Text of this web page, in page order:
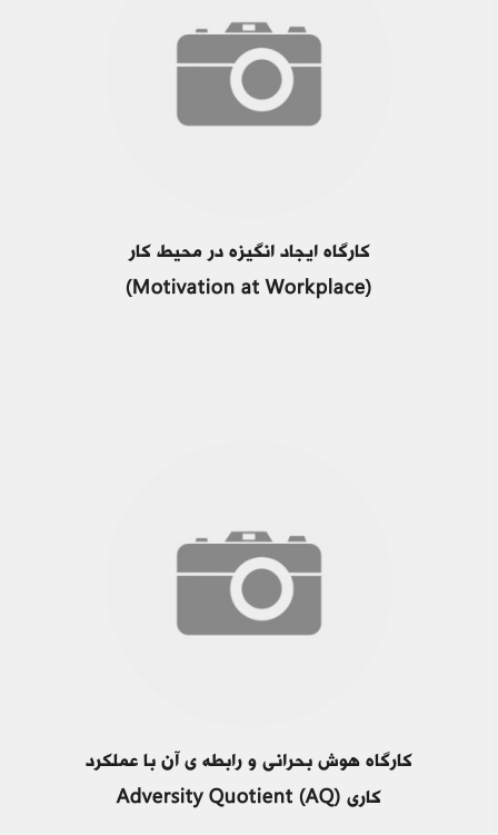
کارگاه ایجاد انگیزه در محیط کار
(Motivation at Workplace)
کارگاه هوش بحرانی و رابطه ی آن با عملکرد
کاری (Adversity Quotient (AQ